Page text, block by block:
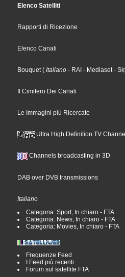
Elenco Satelliti
Rapporti di Ricezione
Elenco Canali
Bouquet( Italiano - RAI - Mediaset-
Il Cimitero Dei Canali
Le Immagini più Ricercate
Ultra High Definition TV
Channels broadcasting in 3D
DAB over DVB transmissions
Italiano
Categoria: Sport, In chiaro - FTA
Categoria: News, In chiaro - FTA
Categoria: Movies, In chiaro - FTA
Frequenze Feed
I Feed più recenti
Forum sul satellite FTA